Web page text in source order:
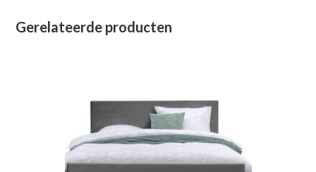
Gerelateerde producten